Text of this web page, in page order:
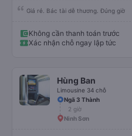
Giá rẻ. Bác tài dễ thương. Đúng giờ
Không cần thanh toán trước
Xác nhận chỗ ngay lập tức
Hùng Ban
Limousine 34 chỗ
Ngã 3 Thành
2 giờ
Ninh Sơn